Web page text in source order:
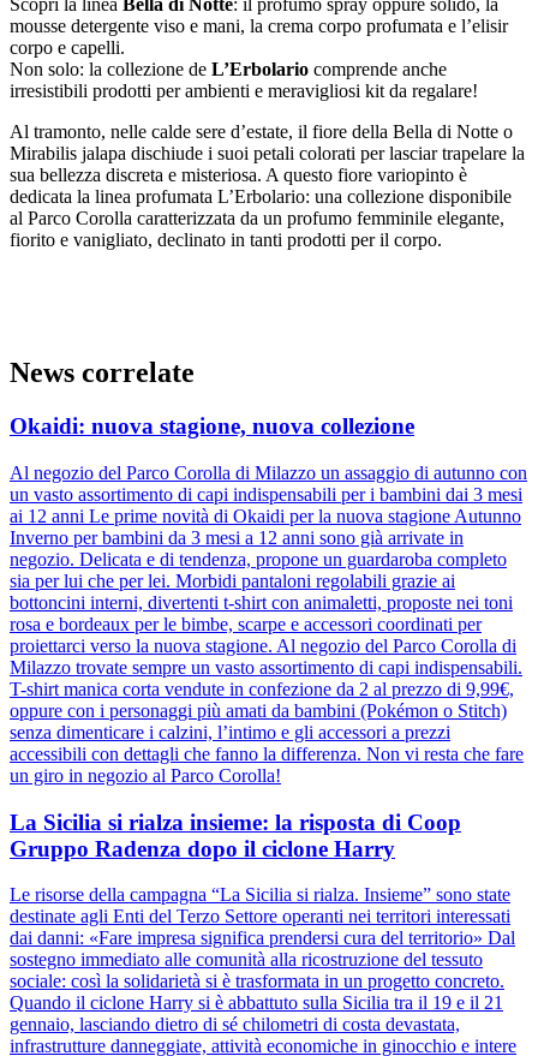
Scopri la linea Bella di Notte: il profumo spray oppure solido, la
mousse detergente viso e mani, la crema corpo profumata e l’elisir
corpo e capelli.
Non solo: la collezione de L’Erbolario comprende anche
irresistibili prodotti per ambienti e meravigliosi kit da regalare!
Al tramonto, nelle calde sere d’estate, il fiore della Bella di Notte o
Mirabilis jalapa dischiude i suoi petali colorati per lasciar trapelare la
sua bellezza discreta e misteriosa. A questo fiore variopinto è
dedicata la linea profumata L’Erbolario: una collezione disponibile
al Parco Corolla caratterizzata da un profumo femminile elegante,
fiorito e vanigliato, declinato in tanti prodotti per il corpo.
News correlate
Okaidi: nuova stagione, nuova collezione
Al negozio del Parco Corolla di Milazzo un assaggio di autunno con
un vasto assortimento di capi indispensabili per i bambini dai 3 mesi
ai 12 anni Le prime novità di Okaidi per la nuova stagione Autunno
Inverno per bambini da 3 mesi a 12 anni sono già arrivate in
negozio. Delicata e di tendenza, propone un guardaroba completo
sia per lui che per lei. Morbidi pantaloni regolabili grazie ai
bottoncini interni, divertenti t-shirt con animaletti, proposte nei toni
rosa e bordeaux per le bimbe, scarpe e accessori coordinati per
proiettarci verso la nuova stagione. Al negozio del Parco Corolla di
Milazzo trovate sempre un vasto assortimento di capi indispensabili.
T-shirt manica corta vendute in confezione da 2 al prezzo di 9,99€,
oppure con i personaggi più amati da bambini (Pokémon o Stitch)
senza dimenticare i calzini, l’intimo e gli accessori a prezzi
accessibili con dettagli che fanno la differenza. Non vi resta che fare
un giro in negozio al Parco Corolla!
La Sicilia si rialza insieme: la risposta di Coop
Gruppo Radenza dopo il ciclone Harry
Le risorse della campagna “La Sicilia si rialza. Insieme” sono state
destinate agli Enti del Terzo Settore operanti nei territori interessati
dai danni: «Fare impresa significa prendersi cura del territorio» Dal
sostegno immediato alle comunità alla ricostruzione del tessuto
sociale: così la solidarietà si è trasformata in un progetto concreto.
Quando il ciclone Harry si è abbattuto sulla Sicilia tra il 19 e il 21
gennaio, lasciando dietro di sé chilometri di costa devastata,
infrastrutture danneggiate, attività economiche in ginocchio e intere